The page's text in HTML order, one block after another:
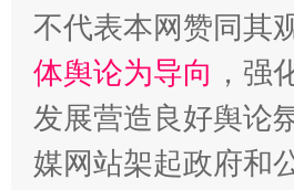
不代表本网赞同其
体舆论为导向 ，强
发展营造良好舆论
媒网站架起政府和